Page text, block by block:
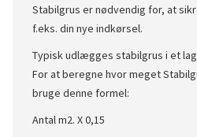
Stabilgrus er nødvendig for, at
f.eks. din nye indkørsel.
Typisk udlægges stabilgrus i et lag
For at beregne hvor meget
bruge denne formel:
Antal m2. X 0,15